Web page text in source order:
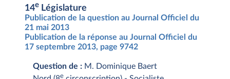
14e Législature
Publication de la question au Journal Officiel du
21 mai 2013
Publication de la réponse au Journal Officiel du
17 septembre 2013, page 9742
Question de : M. Dominique Baert
e